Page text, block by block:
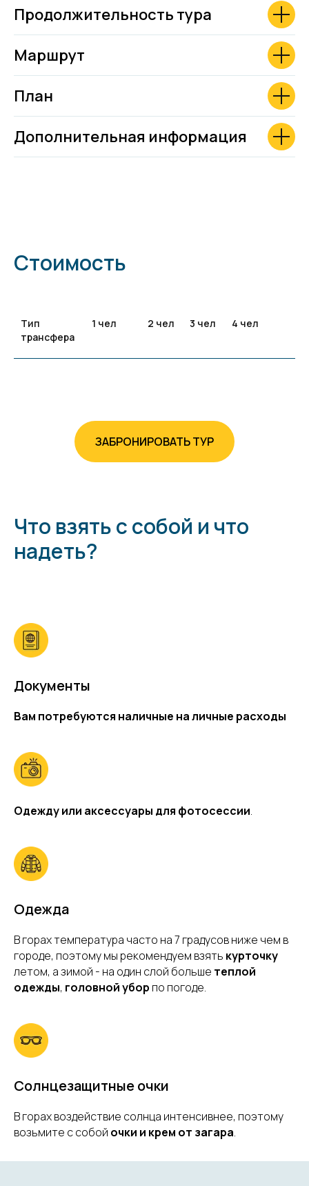
Продолжительность тура
Маршрут
План
Дополнительная информация
Стоимость
Тип
трансфера
1 чел 2 чел 3 чел 4 чел
ЗАБРОНИРОВАТЬ ТУР
Что взять с собой и что
надеть?
Документы
Вам потребуются наличные на личные расходы
Одежду или аксессуары для фотосессии.
Одежда
В горах температура часто на 7 градусов ниже чем в
городе, поэтому мы рекомендуем взять курточку
летом, а зимой - на один слой больше теплой
одежды, головной убор по погоде.
Солнцезащитные очки
В горах воздействие солнца интенсивнее, поэтому
возьмите с собой очки и крем от загара.